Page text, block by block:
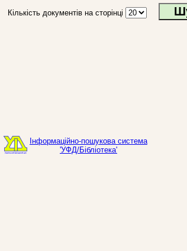
Кількість документів на сторінці
Інформаційно-пошукова система
'УФД/Бібліотека'